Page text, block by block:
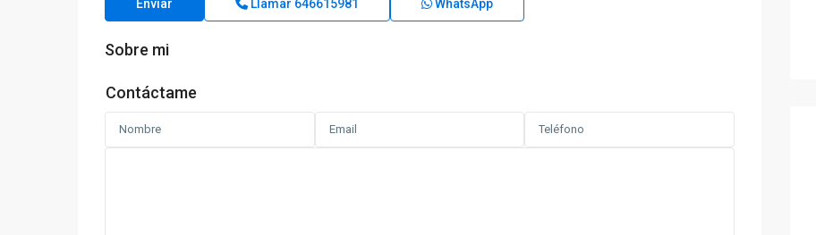
Enviar Llamar 646615981 WhatsApp
Sobre mi
Contáctame